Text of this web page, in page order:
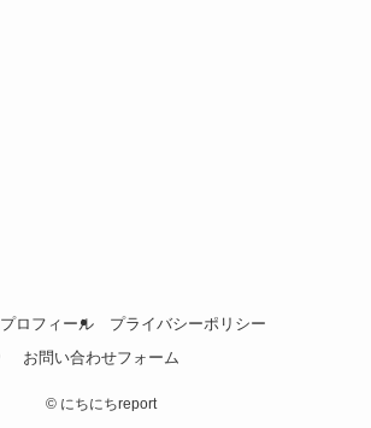
プロフィール
プライバシーポリシー
お問い合わせフォーム
© にちにちreport